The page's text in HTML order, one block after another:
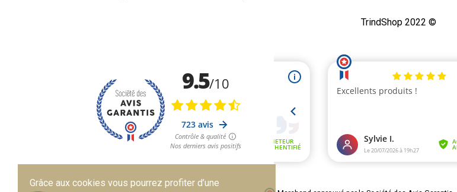
Grâce aux cookies vous pourrez profiter d’une
TrindShop 2022 ©